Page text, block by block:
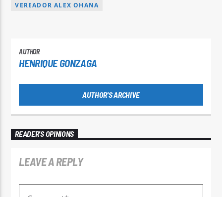
VEREADOR ALEX OHANA
AUTHOR
HENRIQUE GONZAGA
AUTHOR'S ARCHIVE
READER'S OPINIONS
LEAVE A REPLY